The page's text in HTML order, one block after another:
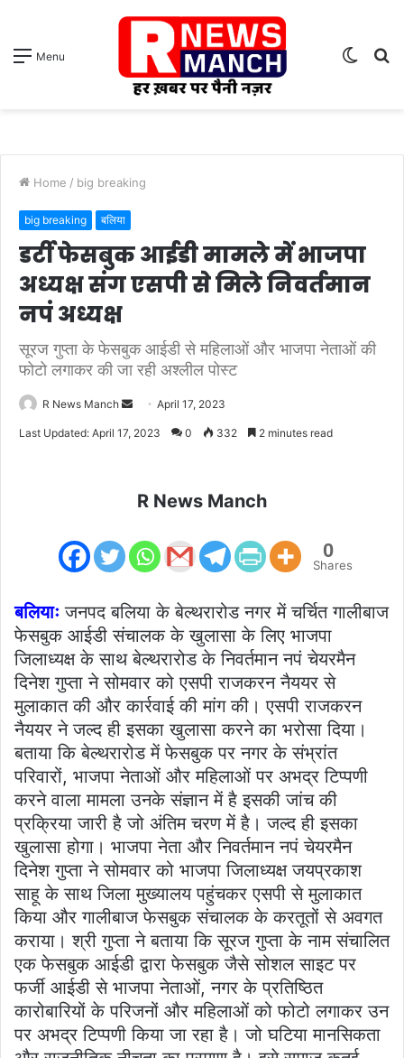
Menu
Switch
Home / big breaking
big breaking बलिया
डर्टी फेसबुक आईडी मामले में भाजपा
अध्यक्ष संग एसपी से मिले निवर्तमान
नपं अध्यक्ष
सूरज गुप्ता के फेसबुक आईडी से महिलाओं और भाजपा नेताओं की
फोटो लगाकर की जा रही अश्लील पोस्ट
R News Manch
SendApril 17, 2023
Last Updated: April 17, 2023 0 332 2 minutes read
R News Manch
0
Shares
बलियाः जनपद बलिया के बेल्थरारोड नगर में चर्चित गालीबाज
फेसबुक आईडी संचालक के खुलासा के लिए भाजपा
जिलाध्यक्ष के साथ बेल्थरारोड के निवर्तमान नपं चेयरमैन
दिनेश गुप्ता ने सोमवार को एसपी राजकरन नैययर से
मुलाकात की और कार्रवाई की मांग की। एसपी राजकरन
नैययर ने जल्द ही इसका खुलासा करने का भरोसा दिया।
बताया कि बेल्थरारोड में फेसबुक पर नगर के संभ्रांत
परिवारों, भाजपा नेताओं और महिलाओं पर अभद्र टिप्पणी
करने वाला मामला उनके संज्ञान में है इसकी जांच की
प्रक्रिया जारी है जो अंतिम चरण में है। जल्द ही इसका
खुलासा होगा। भाजपा नेता और निवर्तमान नपं चेयरमैन
दिनेश गुप्ता ने सोमवार को भाजपा जिलाध्यक्ष जयप्रकाश
साहू के साथ जिला मुख्यालय पहुंचकर एसपी से मुलाकात
किया और गालीबाज फेसबुक संचालक के करतूतों से अवगत
कराया। श्री गुप्ता ने बताया कि सूरज गुप्ता के नाम संचालित
एक फेसबुक आईडी द्वारा फेसबुक जैसे सोशल साइट पर
फर्जी आईडी से भाजपा नेताओं, नगर के प्रतिष्ठित
कारोबारियों के परिजनों और महिलाओं को फोटो लगाकर उन
पर अभद्र टिप्पणी किया जा रहा है। जो घटिया मानसिकता